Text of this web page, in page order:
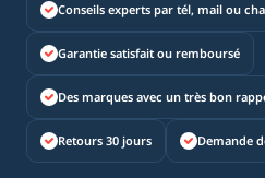
Conseils experts par tél, mail ou
Garantie satisfait ou remboursé
Des marques avec un très bon
Retours 30 jours Demande